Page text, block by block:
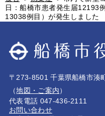
日：船橋市患者発生届12193
13038例目）が発生しました
〒273-8501 千葉県船橋市湊
（地図・ご案内）
代表電話 047-436-2111
お問い合わせ